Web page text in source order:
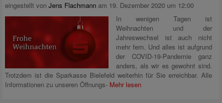
eingestellt von Jens Flachmann am 19. Dezember 2020 um 12:00
In wenigen Tagen ist
Weihnachten und der
Jahreswechsel ist auch nicht
mehr fern. Und alles ist aufgrund
der COVID-19-Pandemie ganz
anders, als wir es gewohnt sind.
Trotzdem ist die Sparkasse Bielefeld weiterhin für Sie erreichbar. Alle
Informationen zu unseren Öffnungs- Mehr lesen